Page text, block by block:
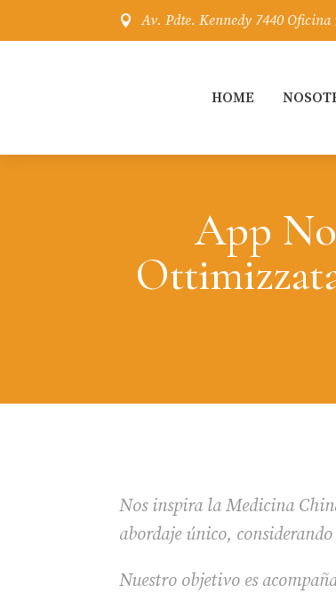
 Av. Pdte. Kennedy 7440 Oficina
HOME
App
Nos inspira la Medicina
abordaje único,
Nuestro objetivo es